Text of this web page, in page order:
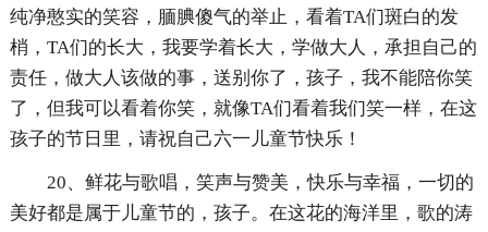
纯净憨实的笑容，腼腆傻气的举止，看着TA们斑白的发
梢，TA们的长大，我要学着长大，学做大人，承担自己的
责任，做大人该做的事，送别你了，孩子，我不能陪你笑
了，但我可以看着你笑，就像TA们看着我们笑一样，在这
孩子的节日里，请祝自己六一儿童节快乐！
20、鲜花与歌唱，笑声与赞美，快乐与幸福，一切的
美好都是属于儿童节的，孩子。在这花的海洋里，歌的涛